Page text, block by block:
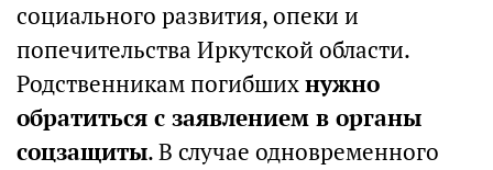
социального развития, опеки и
попечительства Иркутской области.
Родственникам погибшихнужно
обратиться с заявлением в органы
соцзащиты. В случае одновременного